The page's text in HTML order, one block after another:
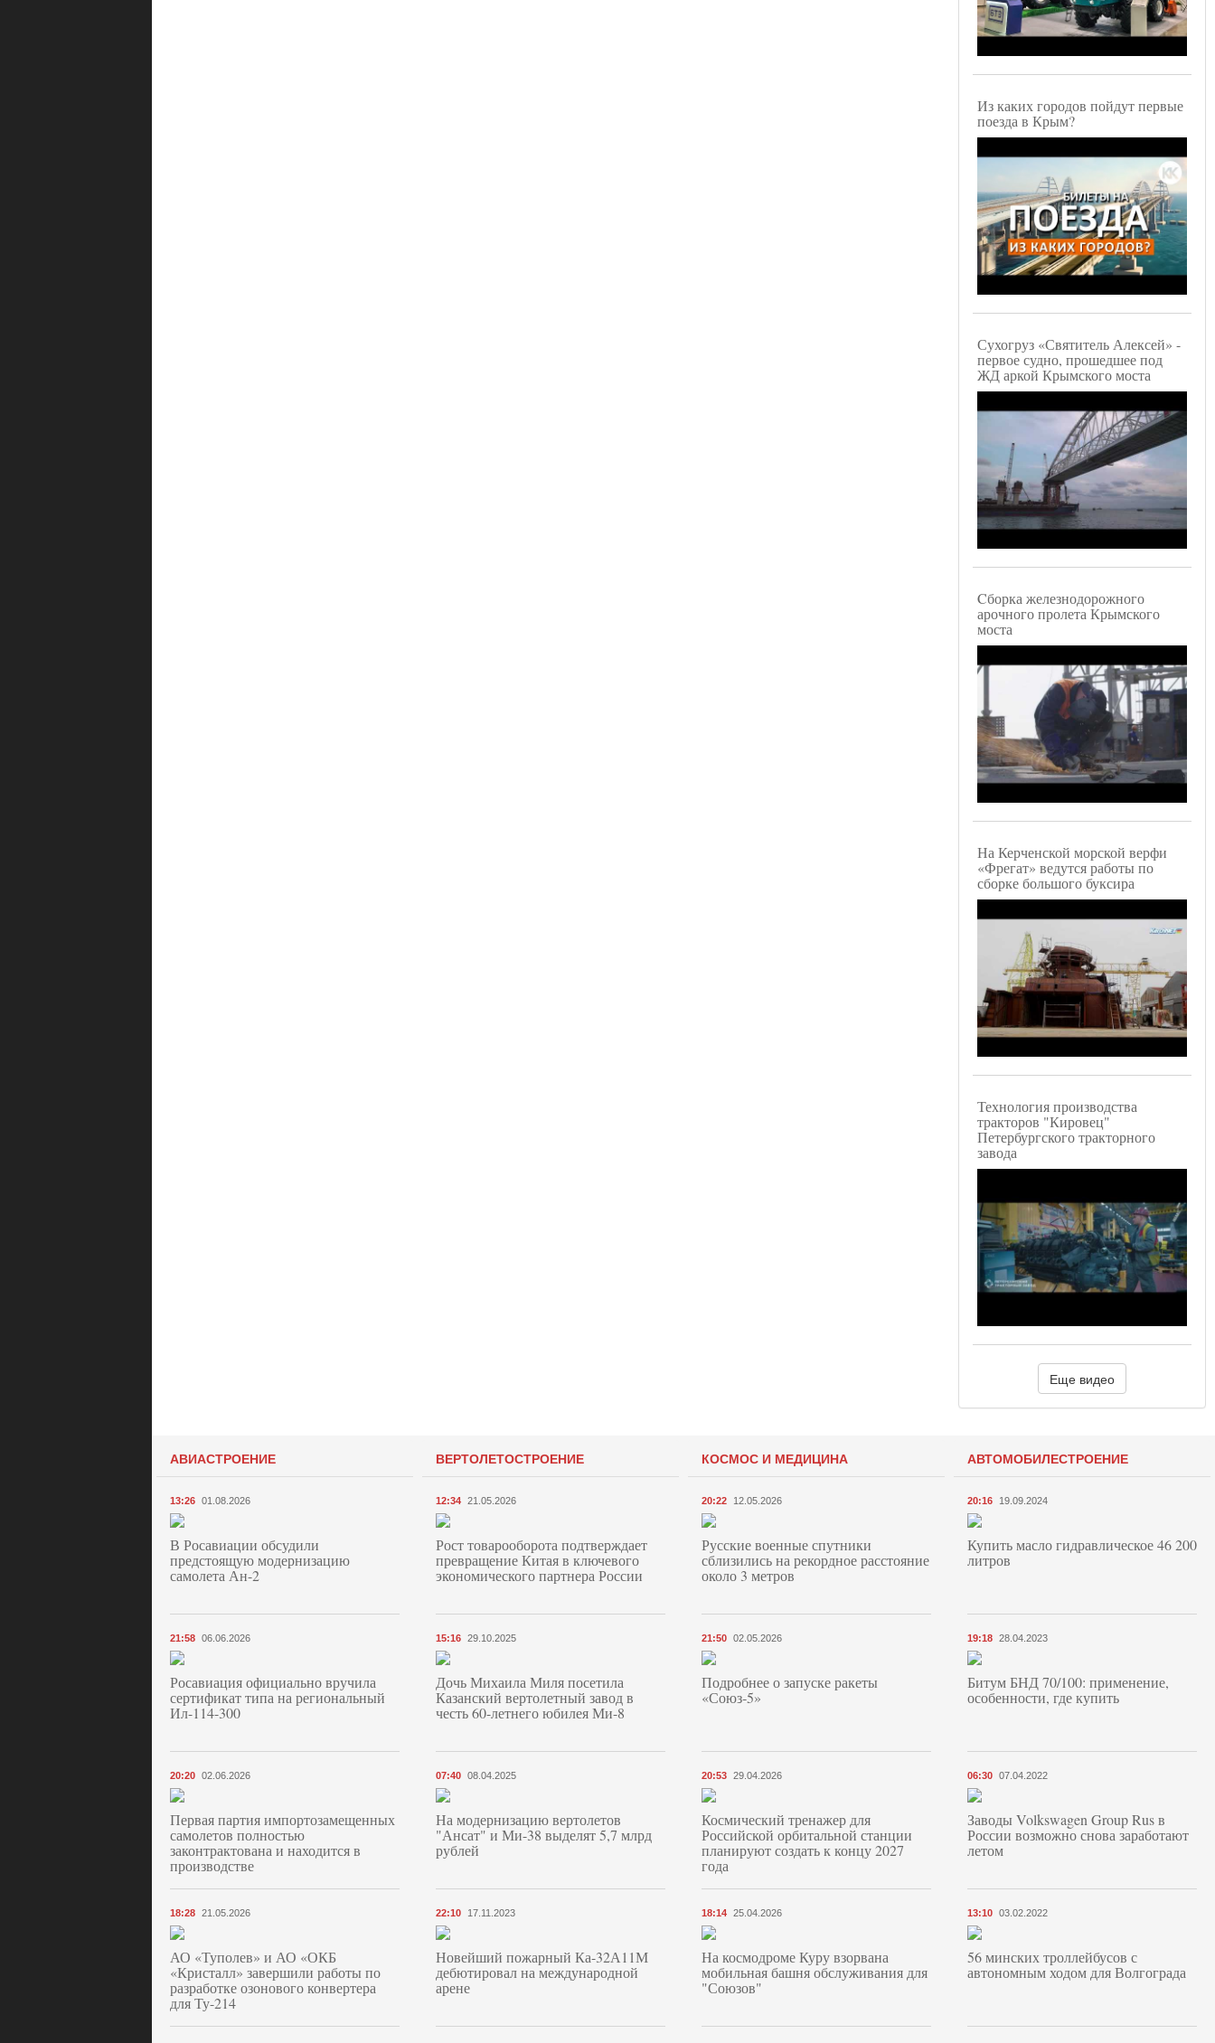
Из каких городов пойдут первые
поезда в Крым?
Сухогруз «Святитель Алексей» -
первое судно, прошедшее под
ЖД аркой Крымского моста
Cборка железнодорожного
арочного пролета Крымского
моста
На Керченской морской верфи
«Фрегат» ведутся работы по
сборке большого буксира
Технология производства
тракторов "Кировец"
Петербургского тракторного
завода
Еще видео
АВИАСТРОЕНИЕ
13:26 01.08.2026
В Росавиации обсудили
предстоящую модернизацию
самолета Ан-2
21:58 06.06.2026
Росавиация официально вручила
сертификат типа на региональный
Ил-114-300
20:20 02.06.2026
Первая партия импортозамещенных
самолетов полностью
законтрактована и находится в
производстве
18:28 21.05.2026
АО «Туполев» и АО «ОКБ
«Кристалл» завершили работы по
разработке озонового конвертера
для Ту-214
ВЕРТОЛЕТОСТРОЕНИЕ
12:34 21.05.2026
Рост товарооборота подтверждает
превращение Китая в ключевого
экономического партнера России
15:16 29.10.2025
Дочь Михаила Миля посетила
Казанский вертолетный завод в
честь 60-летнего юбилея Ми-8
07:40 08.04.2025
На модернизацию вертолетов
"Ансат" и Ми-38 выделят 5,7 млрд
рублей
22:10 17.11.2023
Новейший пожарный Ка-32А11М
дебютировал на международной
арене
КОСМОС И МЕДИЦИНА
20:22 12.05.2026
Русские военные спутники
сблизились на рекордное расстояние
около 3 метров
21:50 02.05.2026
Подробнее о запуске ракеты
«Союз‑5»
20:53 29.04.2026
Космический тренажер для
Российской орбитальной станции
планируют создать к концу 2027
года
18:14 25.04.2026
На космодроме Куру взорвана
мобильная башня обслуживания для
"Союзов"
АВТОМОБИЛЕСТРОЕНИЕ
20:16 19.09.2024
Купить масло гидравлическое 46 200
литров
19:18 28.04.2023
Битум БНД 70/100: применение,
особенности, где купить
06:30 07.04.2022
Заводы Volkswagen Group Rus в
России возможно снова заработают
летом
13:10 03.02.2022
56 минских троллейбусов с
автономным ходом для Волгограда